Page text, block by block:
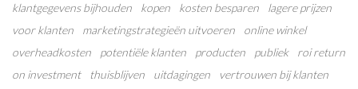
klantgegevens bijhouden
kopen kosten besparen
lagere prijzen
voor klanten
marketingstrategieën uitvoeren
online winkel
overheadkosten
potentiële klanten producten publiek
roi return
on investment
thuisblijven uitdagingen
vertrouwen bij klanten